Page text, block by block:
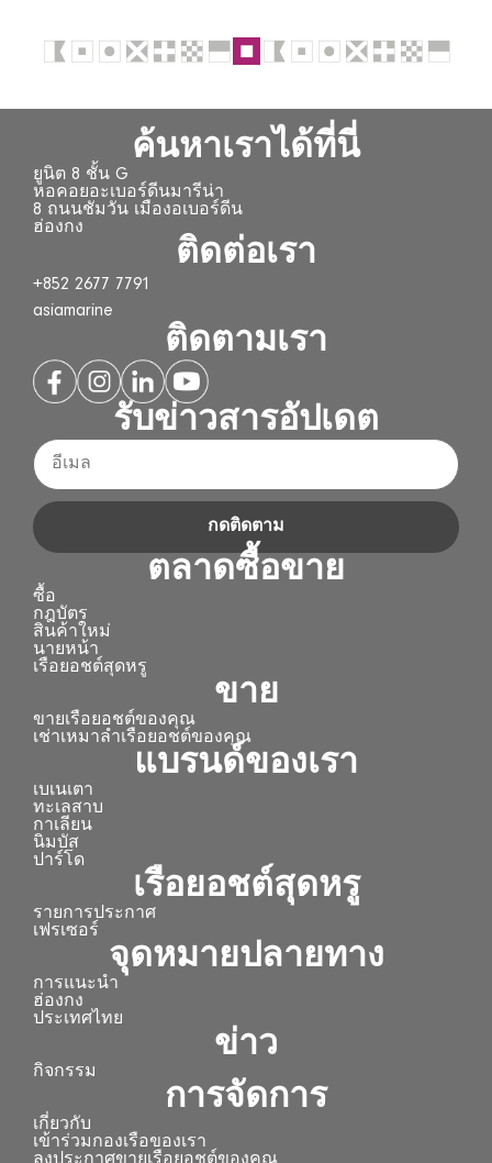
ค้นหาเราได้ที่นี่
ยูนิต 8 ชั้น G
หอคอยอะเบอร์ดีนมารีน่า
8 ถนนชัมวัน เมืองอเบอร์ดีน
ฮ่องกง
ติดต่อเรา
+852 2677 7791
asiamarine
ติดตามเรา
รับข่าวสารอัปเดต
กดติดตาม
ตลาดซื้อขาย
ซื้อ
กฎบัตร
สินค้าใหม่
นายหน้า
เรือยอชต์สุดหรู
ขาย
ขายเรือยอชต์ของคุณ
เช่าเหมาลำเรือยอชต์ของคุณ
แบรนด์ของเรา
เบเนเตา
ทะเลสาบ
กาเลียน
นิมบัส
ปาร์โด
เรือยอชต์สุดหรู
รายการประกาศ
เฟรเซอร์
จุดหมายปลายทาง
การแนะนำ
ฮ่องกง
ประเทศไทย
ข่าว
กิจกรรม
การจัดการ
เกี่ยวกับ
เข้าร่วมกองเรือของเรา